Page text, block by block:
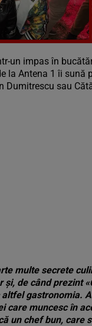
un impas în
la Antena 1 îi sună
Dumitrescu sau
multe secrete
şi, de când prezint
gastronomia.
care muncesc în
un chef bun, care